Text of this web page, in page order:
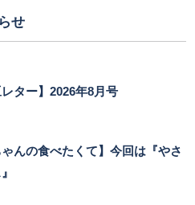
せ
レター】2026年8月号
ゃんの食べたくて】今回は『やさ